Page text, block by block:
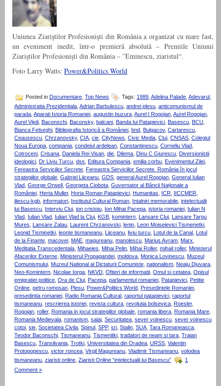
Uniunea Ziariştilor Profesionişti din România a organizat cu mare fast,
un eveniment inedit, într-o premieră absolută – Premiile Uniunii
Ziariştilor Profesionişti din România – ”Eminescu, ziaristul“.
Foto Larry Watts: Power&Politics World
Posted in Documentare Top News Tags: 1989 Adelina Palade Adevarul
Administratia Prezidentiala, Adrian Barbulescu, andrei plesu, anticomunismul de
parada, Aparati Istoria Romaniei, augustin buzura, Aurel I Rogojan, Aurel Rogojan,
Aurel Vijoli, Baconschi, Baconsky, balcani, Banda lui Patapievici, Basescu, BCU,
Bianca Felseghi, Bibliografia Istorică a României, bnd, Bulgacov, Cartarescu,
Ceausescu, Chrzanovsky, CIA, cie, CityNews, Civic Media, Cluj, CNSAS, Colegiul
Noua Europa, compania, condeiul ardelean, Constantinescu, Corneliu Vlad,
Cotroceni, Crisana, Daniela Rei Visan, die, Dilema, Dinu C Giurescu, Diversionistii
ideologici, Dr Liviu Turcu, dss, Editura Compania, emilia corbu, Evenimentul Zilei,
Fereastra Serviciilor Secrete, Fereastra Serviciilor Secrete. România în jocul
strategiilor globale, Gabriel Liiceanu, GDS, general Aurel Rogojan, General Iulian
Vlad, George Orwell , Georgeta Ciobota, Guvernator al Băncii Naționale a
României, Herta Muller, Horia Roman Patapievici, Humanitas, ICR, IICCMER,
iliescu-kgb, informatori, Institutul Cultural Roman, Intalniri memorabile, intelectualii
lui Basescu, Interviu Cluj, ion cristoiu, Ion Mihai Pacepa, istoria romaniei, Iulian N
Vlad, Iulian Vlad, Iulian Vlad la Cluj, KGB, komintern, Lansare Cluj, Lansare Targu
Mures, Lansare Zalau, Laurent Chrzanovski, lenin, Leon Moiseievici Tismenetki,
Leonid Tisminetki, leonte tismaneanu, Liiceanu, liviu turcu, Lotul de la Canal , Lotul
de la Finante, macovei, MAE, magureanu, manolescu, Marius Avram, Marx,
Meditatia Transcedentala, Mihaeies, Mihai Pelin, Mihai Roller, mihail roller, Ministerul
Afacerilor Externe, Ministerul Propagandei, moldova, Monica Lovinescu, Muzeul
Comunismului, Muzeul National al Dictaturii Comuniste, nationalism, Neaju Djuvara,
Neo-Komintern, Nicolae Iorga, NKVD, Ofiteri de informatii, Omul si cetatea, Opisul
emigratiei politice, Ora de Cluj, Pacepa, parlamentul romaniei, Patapievici, Petitie
Online, petru romosan, Plesu, Power&Politics World, Presedintele Romaniei,
presedintia romaniei, Radio Romania Cultural , raportul patapievici, raportul
tismaneanu, rescrierea istoriei, revista cultura, revolutia bolsevica, Roesler,
Rogojan, roller, Romania in jocul strategiilor globale, romania libera, Romania Mare,
Romania Medievala, romanism, salaj, Securitatea, sever voinescu, sever voinescu
cotoi, sie, Societatea Civila, Spinul , SPP, sri, Stalin, SUA, Tara Romaneasca,
Teodor Baconschi, Tismaneanu, Tismenitki, tradatori de neam si tara, Traian
Basescu, Transilvania, Trotki, Universitatea din Oradea, URSS, Valentin
Protopopescu, victor roncea, Virgil Magureanu, Vladimir Tismaneanu, volodea
tismaneanu ziaristi online Ziaristi Online “intelectualii lui Basescu”
1
Comment »